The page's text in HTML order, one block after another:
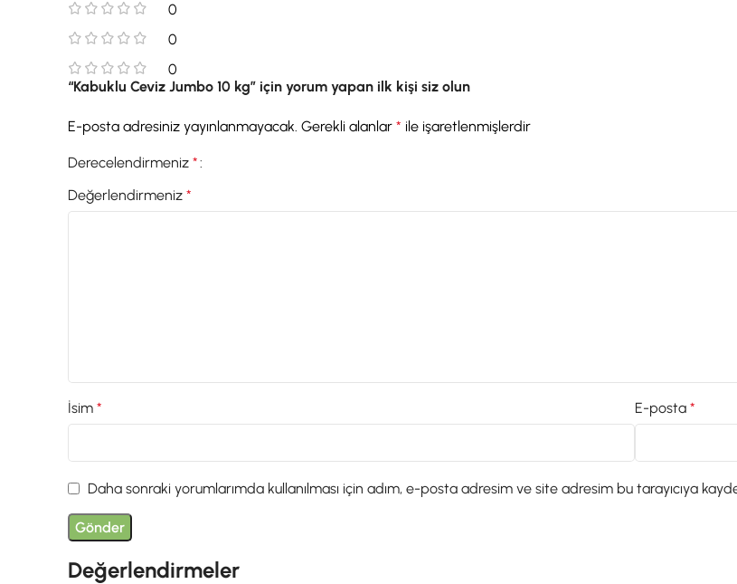
0
0
0
Değerlendirmeler
“Kabuklu Ceviz Jumbo 10 kg” için yorum yapan ilk kişi siz olun
E-posta adresiniz yayınlanmayacak. Gerekli alanlar* ile işaretlenmişlerdir
Derecelendirmeniz*
Değerlendirmeniz*
İsim* E-posta*
Daha sonraki yorumlarımda kullanılması için adım, e-posta adresim ve site adresim bu tarayıcıya